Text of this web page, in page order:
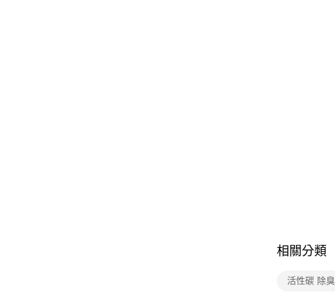
相關分類
活性碳 除臭